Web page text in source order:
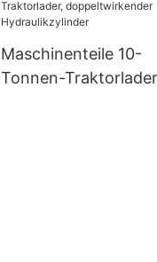
Maschinenteile 10-
Tonnen-